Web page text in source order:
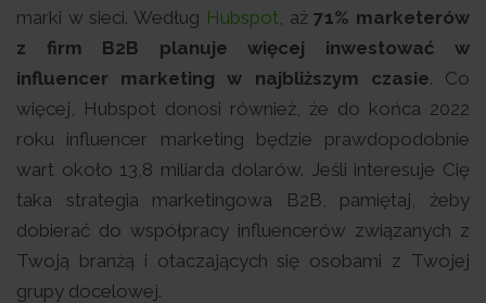
marki w sieci. Według Hubspot , aż71% marketerów
z firm B2B planuje więcej inwestować w
influencer marketing w najbliższym czasie. Co
więcej, Hubspot donosi również, że do końca 2022
roku influencer marketing będzie prawdopodobnie
wart około 13,8 miliarda dolarów. Jeśli interesuje Cię
taka strategia marketingowa B2B, pamiętaj, żeby
dobierać do współpracy influencerów związanych z
Twoją branżą i otaczających się osobami z Twojej
grupy docelowej.